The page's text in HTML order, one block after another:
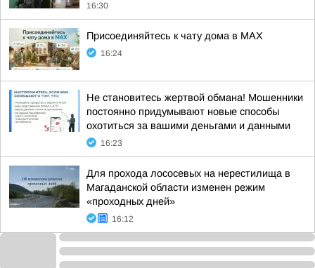
16:30
Присоединяйтесь к чату дома в MAX
16:24
Не становитесь жертвой обмана! Мошенники
постоянно придумывают новые способы
охотиться за вашими деньгами и данными
16:23
Для прохода лососевых на нерестилища в
Магаданской области изменен режим
«проходных дней»
16:12